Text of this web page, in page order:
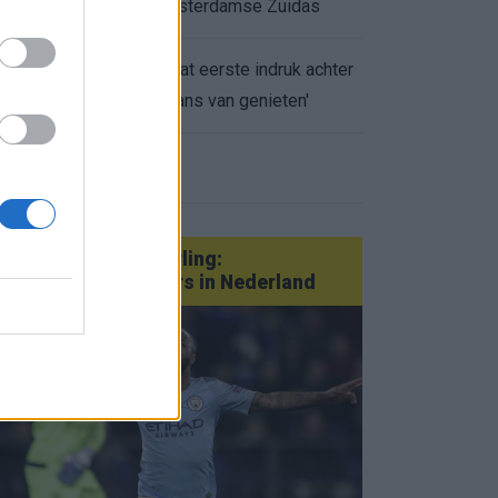
appartement op Amsterdamse Zuidas
Marcos Leonardo laat eerste indruk achter
bij Ajax: 'Hier gaan fans van genieten'
Van Götze tot Sterling:
statementtransfers in Nederland